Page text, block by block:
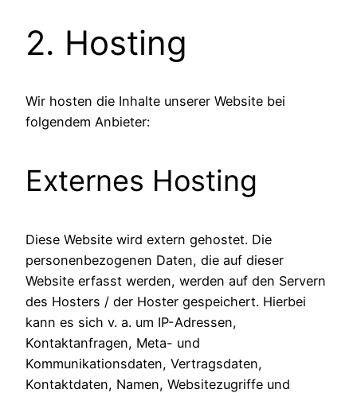
2. Hosting
Wir hosten die Inhalte unserer Website bei
folgendem Anbieter:
Externes Hosting
Diese Website wird extern gehostet. Die
personenbezogenen Daten, die auf dieser
Website erfasst werden, werden auf den Servern
des Hosters / der Hoster gespeichert. Hierbei
kann es sich v. a. um IP-Adressen,
Kontaktanfragen, Meta- und
Kommunikationsdaten, Vertragsdaten,
Kontaktdaten, Namen, Websitezugriffe und